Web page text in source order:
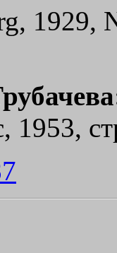
1929,
1953,